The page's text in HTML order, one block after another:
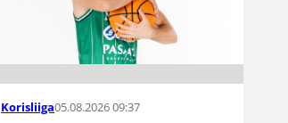
Korisliiga05.08.2026 09:37